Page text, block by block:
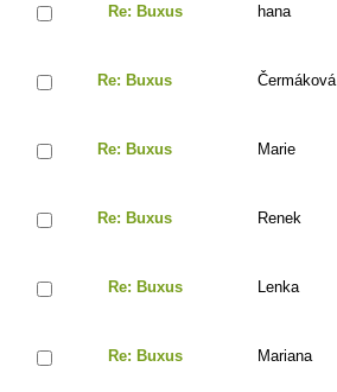
Re: Buxus hana
Re: Buxus Čermáková
Re: Buxus Marie
Re: Buxus Renek
Re: Buxus Lenka
Re: Buxus Mariana